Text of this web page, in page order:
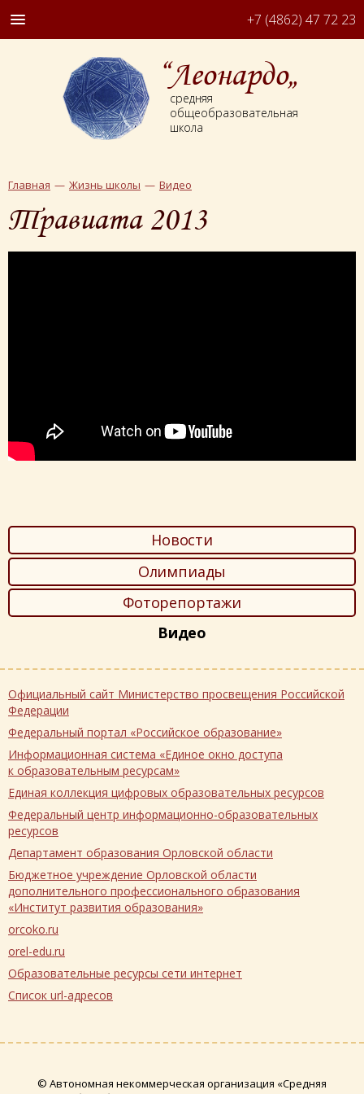
“Леонардо„
средняя
общеобразовательная
школа
+7 (4862) 47 72 23
Главная Жизнь школы Видео
Травиата 2013
Новости
Олимпиады
Фоторепортажи
Видео
Официальный сайт Министерство просвещения Российской
Федерации
Федеральный портал «Российское образование»
Информационная система «Единое окно доступа
к образовательным ресурсам»
Единая коллекция цифровых образовательных ресурсов
Федеральный центр информационно-образовательных
ресурсов
Департамент образования Орловской области
Бюджетное учреждение Орловской области
дополнительного профессионального образования
«Институт развития образования»
orcoko.ru
orel-edu.ru
Образовательные ресурсы сети интернет
Список url-адресов
© Автономная некоммерческая организация «Средняя